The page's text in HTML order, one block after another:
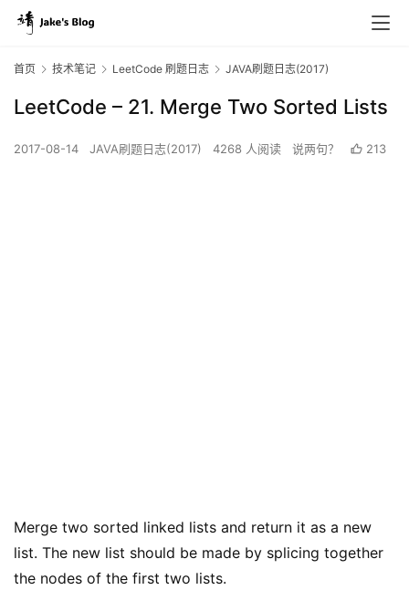
首页 技术笔记 LeetCode 刷题日志 JAVA刷题日志(2017)
LeetCode – 21. Merge Two Sorted Lists
2017-08-14 JAVA刷题日志(2017) 4268 人阅读 说两句？ 213
Merge two sorted linked lists and return it as a new
list. The new list should be made by splicing together
the nodes of the first two lists.